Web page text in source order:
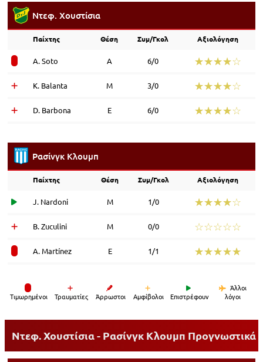
Ντεφ. Χουστίσια
Παίχτης Θέση Συμ/Γκολ Αξιολόγηση
A. Soto Α 6/0 ☆☆☆☆☆
★★★★★
K. Balanta Μ 3/0 ☆☆☆☆☆
★★★★★
D. Barbona Ε 6/0 ☆☆☆☆☆
★★★★★
Ρασίνγκ Κλουμπ
Παίχτης Θέση Συμ/Γκολ Αξιολόγηση
J. Nardoni Μ 1/0 ☆☆☆☆☆
★★★★★
B. Zuculini Μ 0/0 ☆☆☆☆☆
★★★★★
A. Martínez Ε 1/1 ☆☆☆☆☆
★★★★★
Tιμωρημένοι Τραυματίες Άρρωστοι Αμφίβολοι Επιστρέφουν
Άλλοι
λόγοι
Ντεφ. Χουστίσια - Ρασίνγκ Κλουμπ Προγνωστικά